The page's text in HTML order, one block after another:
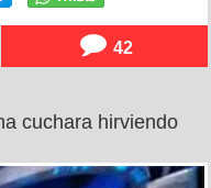
42
cuchara hirviendo